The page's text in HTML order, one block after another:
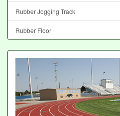
Rubber Jogging Track
Rubber Floor